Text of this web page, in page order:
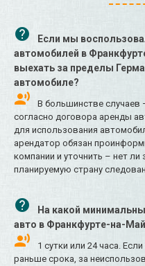
Если мы
автомобилей в
выехать за пределы
автомобиле?
В большинстве случаев
согласно договора аренды
для использования
арендатор обязан
компании и уточнить – нет
планируемую страну
На какой
авто в Франкфурте-на-
1 сутки или 24 часа.
раньше срока, за